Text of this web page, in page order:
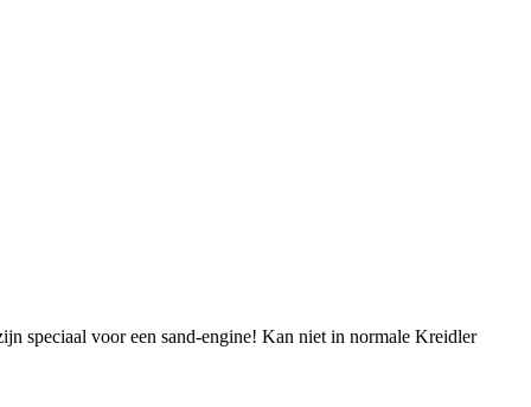
speciaal voor een sand-engine! Kan niet in normale Kreidler